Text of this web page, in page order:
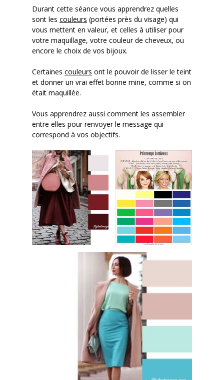
Durant cette séance vous apprendrez quelles
sont les couleurs (portées près du visage) qui
vous mettent en valeur, et celles à utiliser pour
votre maquillage, votre couleur de cheveux, ou
encore le choix de vos bijoux.
Certaines couleurs ont le pouvoir de lisser le teint
et donner un vrai effet bonne mine, comme si on
était maquillée.
Vous apprendrez aussi comment les assembler
entre elles pour renvoyer le message qui
correspond à vos objectifs.